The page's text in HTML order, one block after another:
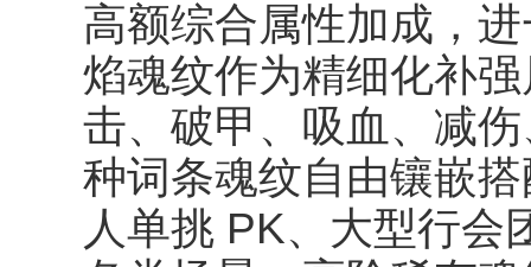
高额综合属性加成，
焰魂纹作为精细化补
击、破甲、吸血、减
种词条魂纹自由镶嵌
人单挑 PK、大型行会